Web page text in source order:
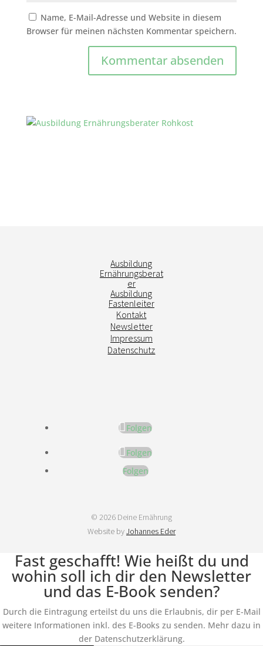
Name, E-Mail-Adresse und Website in diesem
Browser für meinen nächsten Kommentar speichern.
Ausbildung
Ernährungsberat
er
Ausbildung
Fastenleiter
Kontakt
Newsletter
Impressum
Datenschutz
Folgen
Folgen
Folgen
© 2026 Deine Ernährung
Website byJohannes Eder
Fast geschafft! Wie heißt du und
wohin soll ich dir den Newsletter
und das E-Book senden?
Durch die Eintragung erteilst du uns die Erlaubnis, dir per E-Mail
weitere Informationen inkl. des E-Books zu senden. Mehr dazu in
der Datenschutzerklärung.